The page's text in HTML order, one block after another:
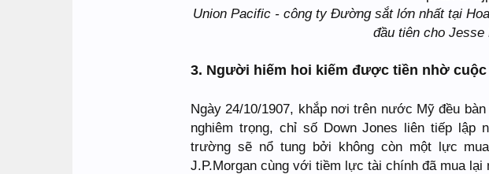
Union Pacific - công ty Đường sắt lớn nhất tại
đầu tiên cho Jesse
3. Người hiếm hoi kiếm được tiền nhờ cuộc
Ngày 24/10/1907, khắp nơi trên nước Mỹ đều
nghiêm trọng, chỉ số Down Jones liên tiếp
trường sẽ nổ tung bởi không còn một lực
J.P.Morgan cùng với tiềm lực tài chính đã mua